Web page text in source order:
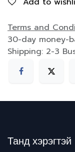
Terms and
30-day money-
Shipping: 2-3
Танд хэрэгтэй